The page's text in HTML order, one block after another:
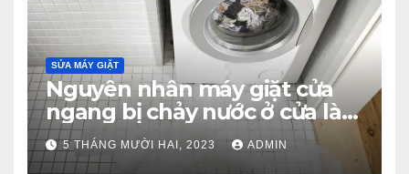
SỬA MÁY GIẶT
Nguyên nhân máy giặt cửa
ngang bị chảy nước ở cửa là
gì?5 THÁNG MƯỜI HAI, 2023 ADMIN